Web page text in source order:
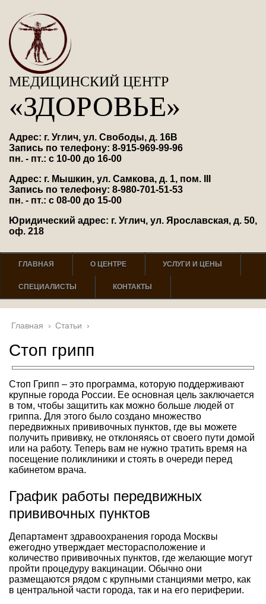
МЕДИЦИНСКИЙ ЦЕНТР
«ЗДОРОВЬЕ»
Адрес: г. Углич, ул. Свободы, д. 16В
Запись по телефону: 8-915-969-99-96
пн. - пт.: с 10-00 до 16-00
Адрес: г. Мышкин, ул. Самкова, д. 1, пом. III
Запись по телефону: 8-980-701-51-53
пн. - пт.: с 08-00 до 15-00
Юридический адрес: г. Углич, ул. Ярославская, д. 50,
оф. 218
ГЛАВНАЯ О ЦЕНТРЕ УСЛУГИ И ЦЕНЫ
СПЕЦИАЛИСТЫ КОНТАКТЫ
Главная › Статьи ›
Стоп грипп
Стоп Грипп – это программа, которую поддерживают
крупные города России. Ее основная цель заключается
в том, чтобы защитить как можно больше людей от
гриппа. Для этого было создано множество
передвижных прививочных пунктов, где вы можете
получить прививку, не отклоняясь от своего пути домой
или на работу. Теперь вам не нужно тратить время на
посещение поликлиники и стоять в очереди перед
кабинетом врача.
График работы передвижных
прививочных пунктов
Департамент здравоохранения города Москвы
ежегодно утверждает месторасположение и
количество прививочных пунктов, где желающие могут
пройти процедуру вакцинации. Обычно они
размещаются рядом с крупными станциями метро, как
в центральной части города, так и на его периферии.